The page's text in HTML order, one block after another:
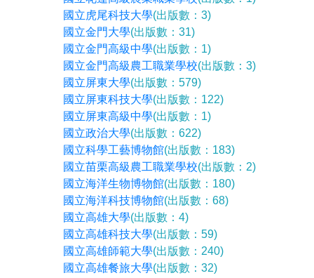
國立虎尾科技大學(出版數：3)
國立金門大學(出版數：31)
國立金門高級中學(出版數：1)
國立金門高級農工職業學校(出版數：3)
國立屏東大學(出版數：579)
國立屏東科技大學(出版數：122)
國立屏東高級中學(出版數：1)
國立政治大學(出版數：622)
國立科學工藝博物館(出版數：183)
國立苗栗高級農工職業學校(出版數：2)
國立海洋生物博物館(出版數：180)
國立海洋科技博物館(出版數：68)
國立高雄大學(出版數：4)
國立高雄科技大學(出版數：59)
國立高雄師範大學(出版數：240)
國立高雄餐旅大學(出版數：32)